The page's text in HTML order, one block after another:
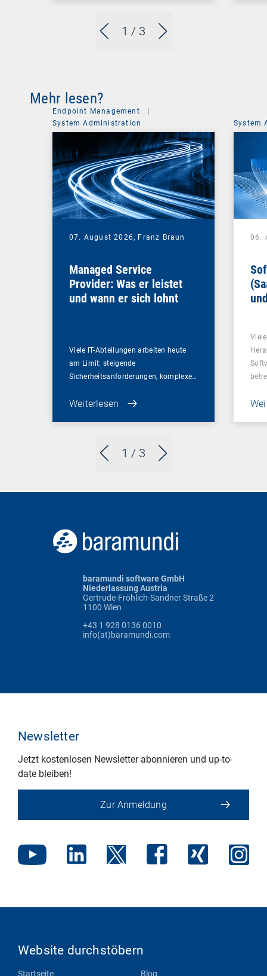
1 / 3
Mehr lesen?
1 / 3
Endpoint Management
|
System Administration
07. August 2026, Franz Braun
Managed Service
Provider: Was er leistet
und wann er sich lohnt
Viele IT-Abteilungen arbeiten heute
am Limit: steigende
Sicherheitsanforderungen, komplexe…
Weiterlesen
System
06.
baramundi software GmbH
Niederlassung Austria
Gertrude-Fröhlich-Sandner Straße 2
1100 Wien
+43 1 928 0136 0010
info(at)baramundi.com
Newsletter
Jetzt kostenlosen Newsletter abonnieren und up-to-
date bleiben!
Zur Anmeldung
Website durchstöbern
Startseite Blog